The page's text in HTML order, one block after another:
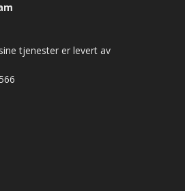
sine tjenester er levert av